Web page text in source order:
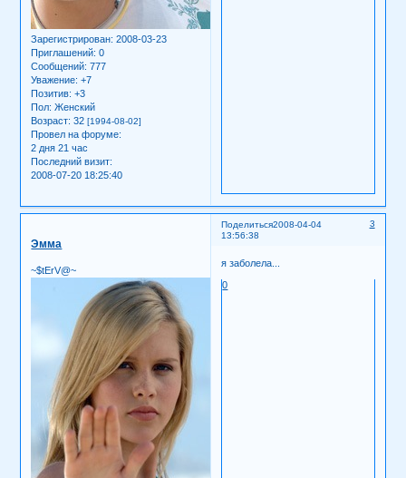
Зарегистрирован: 2008-03-23
Приглашений: 0
Сообщений: 777
Уважение: +7
Позитив: +3
Пол: Женский
Возраст: 32[1994-08-02]
Провел на форуме:
2 дня 21 час
Последний визит:
2008-07-20 18:25:40
Поделиться 3
2008-04-04
13:56:38
Эмма
~$tErV@~
я заболела...
0